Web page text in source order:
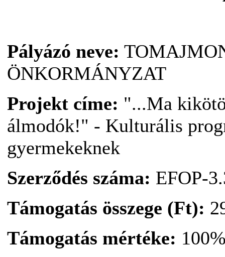
Pályázó neve:
ÖNKORMÁNYZAT
Projekt címe: "...Ma
álmodók!" - Kulturális
gyermekeknek
Szerződés száma: EFOP-
Támogatás összege (Ft):
Támogatás mértéke: